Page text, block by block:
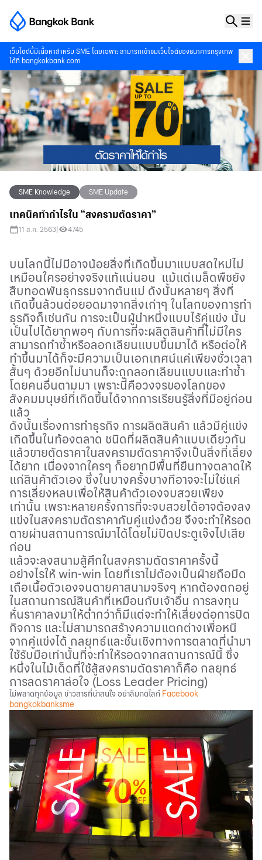
เว็บไซต์นี้มีเนื้อหาสำหรับ SME โดยเฉพาะ สามารถเข้าชมเว็บไซต์ของธนาคารกรุงเทพ
ได้ที่ bangkokbank.com
SME Knowledge SME Update
เทคนิคทำกำไรใน “สงครามตัดราคา”
11 ส.ค. 2563 4745
บนโลกนี้ไม่มีอาจน้อยสิ่งที่เกิดขึ้นมาแบบสดใหม่ไม่
เหมือนใครอย่างจริงแท้แน่นอน แม้แต่เมล็ดพืชยัง
สืบทอดพันธุกรรมจากต้นแม่ ดังนั้นหลายๆ สิ่งที่
เกิดขึ้นล้วนต่อยอดมาจากสิ่งเก่าๆ ในโลกของการทำ
ธุรกิจก็เช่นกัน การจะเป็นผู้นำหนึ่งแบบไร้คู่แข่ง นั้น
เป็นไปได้ยากพอๆ กับการที่จะผลิตสินค้าที่ไม่มีใคร
สามารถทำซ้ำหรือลอกเลียนแบบขึ้นมาได้ หรือต่อให้
ทำขึ้นมาได้ก็จะมีความเป็นเอกเทศน์แค่เพียงชั่วเวลา
สั้นๆ ด้วยอีกไม่นานก็จะถูกลอกเลียนแบบและทำซ้ำ
โดยคนอื่นตามมา เพราะนี่คือวงจรของโลกของ
สังคมมนุษย์ที่เกิดขึ้นได้จากการเรียนรู้สิ่งที่มีอยู่ก่อน
แล้ว
ดังนั้นเรื่องการทำธุรกิจ การผลิตสินค้า แล้วมีคู่แข่ง
เกิดขึ้นในท้องตลาด ชนิดที่ผลิตสินค้าแบบเดียวกัน
แล้วขายตัดราคาในสงครามตัดราคาจึงเป็นสิ่งที่เลี่ยง
ได้ยาก เนื่องจากใครๆ ก็อยากมีพื้นที่ยืนทางตลาดให้
แก่สินค้าตัวเอง ซึ่งในบางครั้งบางทีอาจจะไม่ใช่แค่
การเลี่ยงหลบเพื่อให้สินค้าตัวเองจบสวยเพียง
เท่านั้น เพราะหลายครั้งการที่จะจบสวยได้อาจต้องลง
แข่งในสงครามตัดราคากับคู่แข่งด้วย จึงจะทำให้รอด
ตายผ่านสถานการณ์มาได้โดยไม่ปิดประตูเจ๊งไปเสีย
ก่อน
แล้วจะลงสนามสู้ศึกในสงครามตัดราคาครั้งนี้
อย่างไรให้ win-win โดยที่เราไม่ต้องเป็นฝ่ายถือมีด
เถือเนื้อตัวเองจนตายคาสนามจริงๆ หากต้องตกอยู่
ในสถานการณ์สินค้าที่เหมือนกับเจ้าอื่น การลงทุน
หั่นราคาลงมาให้ต่ำกว่าก็มีแต่จะทำให้เสี่ยงต่อการปิด
กิจการ และไม่สามารถสร้างความแตกต่างเพื่อหนี
จากคู่แข่งได้ กลยุทธ์และชั้นเชิงทางการตลาดที่นำมา
ใช้รับมือเท่านั้นที่จะทำให้รอดจากสถานการณ์นี้ ซึ่ง
หนึ่งในไม้เด็ดที่ใช้สู้สงครามตัดราคาก็คือ กลยุทธ์
การลดราคาล่อใจ (Loss Leader Pricing)
ไม่พลาดทุกข้อมูล ข่าวสารที่น่าสนใจ อย่าลืมกดไลก์ Facebook
bangkokbanksme